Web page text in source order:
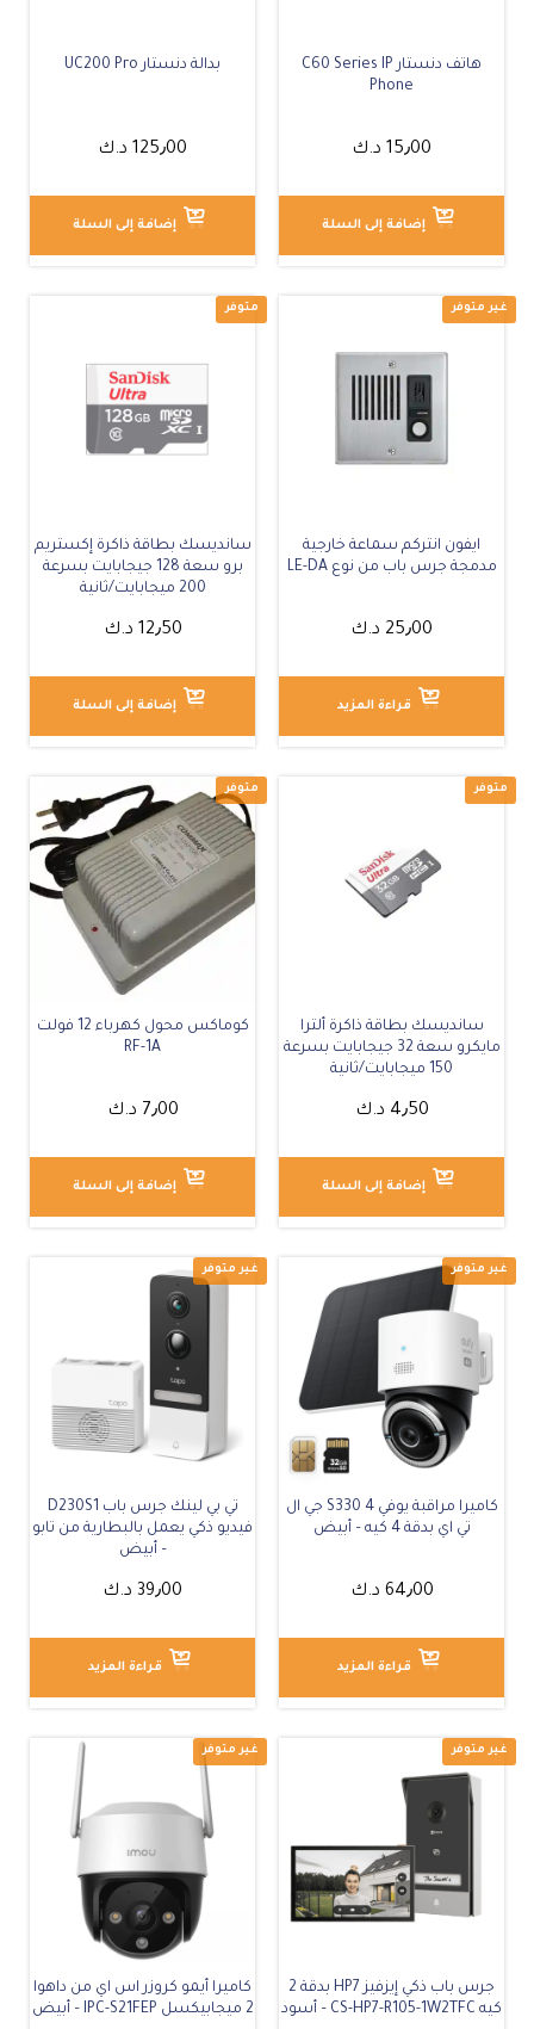
هاتف دنستار C60 Series IP
Phone
15٫00 د.ك
إضافة إلى السلة
متوفر
بدالة دنستار UC200 Pro
125٫00 د.ك
إضافة إلى السلة
ايفون انتركم سماعة خارجية
مدمجة جرس باب من نوع LE-DA
25٫00 د.ك
قراءة المزيد
سانديسك بطاقة ذاكرة إكستريم
برو سعة 128 جيجابايت بسرعة
200 ميجابايت/ثانية
12٫50 د.ك
إضافة إلى السلة
سانديسك بطاقة ذاكرة ألترا
مايكرو سعة 32 جيجابايت بسرعة
150 ميجابايت/ثانية
4٫50 د.ك
إضافة إلى السلة
كوماكس محول كهرباء 12 فولت
RF-1A
7٫00 د.ك
إضافة إلى السلة
كاميرا مراقبة يوفي S330 4 جي ال
تي اي بدقة 4 كيه – أبيض
64٫00 د.ك
قراءة المزيد
تي بي لينك جرس باب D230S1
فيديو ذكي يعمل بالبطارية من تابو
– أبيض
39٫00 د.ك
قراءة المزيد
جرس باب ذكي إيزفيز HP7 بدقة 2
كيه CS-HP7-R105-1W2TFC – أسود
كاميرا أيمو كروزر اس اي من داهوا
2 ميجابيكسل IPC-S21FEP – أبيض